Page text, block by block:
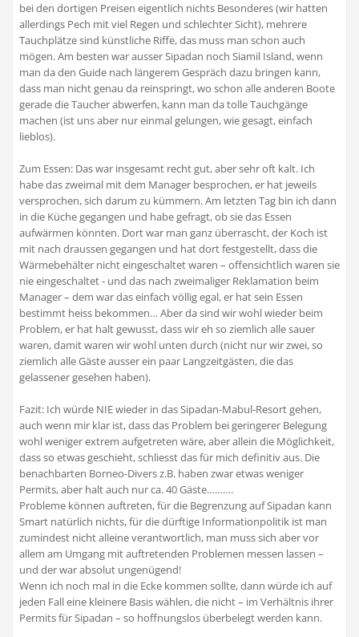
bei den dortigen Preisen eigentlich nichts Besonderes (wir hatten
allerdings Pech mit viel Regen und schlechter Sicht), mehrere
Tauchplätze sind künstliche Riffe, das muss man schon auch
mögen. Am besten war ausser Sipadan noch Siamil Island, wenn
man da den Guide nach längerem Gespräch dazu bringen kann,
dass man nicht genau da reinspringt, wo schon alle anderen Boote
gerade die Taucher abwerfen, kann man da tolle Tauchgänge
machen (ist uns aber nur einmal gelungen, wie gesagt, einfach
lieblos).
Zum Essen: Das war insgesamt recht gut, aber sehr oft kalt. Ich
habe das zweimal mit dem Manager besprochen, er hat jeweils
versprochen, sich darum zu kümmern. Am letzten Tag bin ich dann
in die Küche gegangen und habe gefragt, ob sie das Essen
aufwärmen könnten. Dort war man ganz überrascht, der Koch ist
mit nach draussen gegangen und hat dort festgestellt, dass die
Wärmebehälter nicht eingeschaltet waren – offensichtlich waren sie
nie eingeschaltet - und das nach zweimaliger Reklamation beim
Manager – dem war das einfach völlig egal, er hat sein Essen
bestimmt heiss bekommen… Aber da sind wir wohl wieder beim
Problem, er hat halt gewusst, dass wir eh so ziemlich alle sauer
waren, damit waren wir wohl unten durch (nicht nur wir zwei, so
ziemlich alle Gäste ausser ein paar Langzeitgästen, die das
gelassener gesehen haben).
Fazit: Ich würde NIE wieder in das Sipadan-Mabul-Resort gehen,
auch wenn mir klar ist, dass das Problem bei geringerer Belegung
wohl weniger extrem aufgetreten wäre, aber allein die Möglichkeit,
dass so etwas geschieht, schliesst das für mich definitiv aus. Die
benachbarten Borneo-Divers z.B. haben zwar etwas weniger
Permits, aber halt auch nur ca. 40 Gäste……….
Probleme können auftreten, für die Begrenzung auf Sipadan kann
Smart natürlich nichts, für die dürftige Informationpolitik ist man
zumindest nicht alleine verantwortlich, man muss sich aber vor
allem am Umgang mit auftretenden Problemen messen lassen –
und der war absolut ungenügend!
Wenn ich noch mal in die Ecke kommen sollte, dann würde ich auf
jeden Fall eine kleinere Basis wählen, die nicht – im Verhältnis ihrer
Permits für Sipadan – so hoffnungslos überbelegt werden kann.